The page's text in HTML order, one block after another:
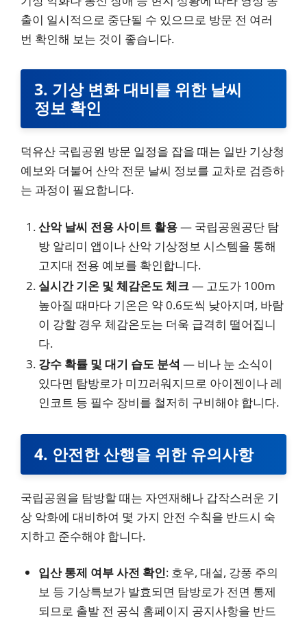
출이 일시적으로 중단될 수 있으므로 방문 전 여러
번 확인해 보는 것이 좋습니다.
3. 기상 변화 대비를 위한 날씨
정보 확인
덕유산 국립공원 방문 일정을 잡을 때는 일반 기상청
예보와 더불어 산악 전문 날씨 정보를 교차로 검증하
는 과정이 필요합니다.
산악 날씨 전용 사이트 활용— 국립공원공단 탐
방 알리미 앱이나 산악 기상정보 시스템을 통해
고지대 전용 예보를 확인합니다.
실시간 기온 및 체감온도 체크— 고도가 100m
높아질 때마다 기온은 약 0.6도씩 낮아지며, 바람
이 강할 경우 체감온도는 더욱 급격히 떨어집니
다.
강수 확률 및 대기 습도 분석 — 비나 눈 소식이
있다면 탐방로가 미끄러워지므로 아이젠이나 레
인코트 등 필수 장비를 철저히 구비해야 합니다.
4. 안전한 산행을 위한 유의사항
국립공원을 탐방할 때는 자연재해나 갑작스러운 기
상 악화에 대비하여 몇 가지 안전 수칙을 반드시 숙
지하고 준수해야 합니다.
입산 통제 여부 사전 확인: 호우, 대설, 강풍 주의
보 등 기상특보가 발효되면 탐방로가 전면 통제
되므로 출발 전 공식 홈페이지 공지사항을 반드